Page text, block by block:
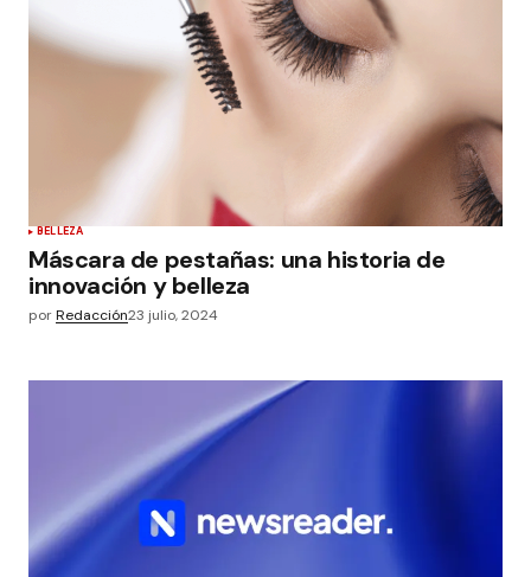
BELLEZA
Máscara de pestañas: una historia de
innovación y belleza
porRedacción23 julio, 2024